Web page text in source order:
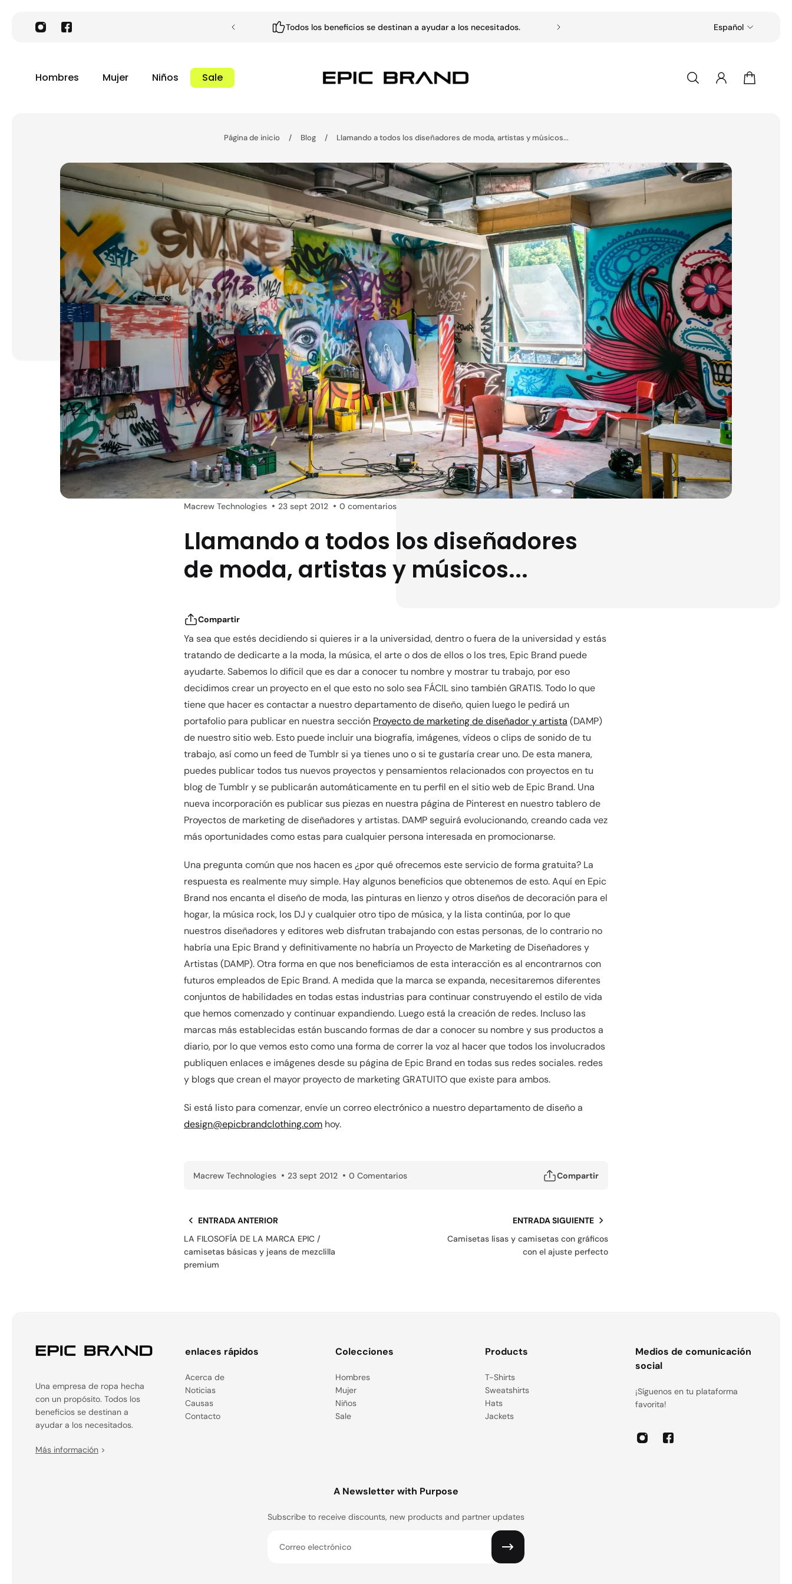
Todos los beneficios se destinan a ayudar a los necesitados. Envío gratuito en todos los pedidos
Español
Hombres Mujer Niños Sale
Página de inicio / Blog / Llamando a todos los diseñadores de moda, artistas y músicos...
Macrew Technologies 23 sept 2012 0 comentarios
Llamando a todos los diseñadores
de moda, artistas y músicos...
Compartir
Ya sea que estés decidiendo si quieres ir a la universidad, dentro o fuera de la universidad y estás
tratando de dedicarte a la moda, la música, el arte o dos de ellos o los tres, Epic Brand puede
ayudarte. Sabemos lo difícil que es dar a conocer tu nombre y mostrar tu trabajo, por eso
decidimos crear un proyecto en el que esto no solo sea FÁCIL sino también GRATIS. Todo lo que
tiene que hacer es contactar a nuestro departamento de diseño, quien luego le pedirá un
portafolio para publicar en nuestra sección Proyecto de marketing de diseñador y artista (DAMP)
de nuestro sitio web. Esto puede incluir una biografía, imágenes, vídeos o clips de sonido de tu
trabajo, así como un feed de Tumblr si ya tienes uno o si te gustaría crear uno. De esta manera,
puedes publicar todos tus nuevos proyectos y pensamientos relacionados con proyectos en tu
blog de Tumblr y se publicarán automáticamente en tu perfil en el sitio web de Epic Brand. Una
nueva incorporación es publicar sus piezas en nuestra página de Pinterest en nuestro tablero de
Proyectos de marketing de diseñadores y artistas. DAMP seguirá evolucionando, creando cada vez
más oportunidades como estas para cualquier persona interesada en promocionarse.
Una pregunta común que nos hacen es ¿por qué ofrecemos este servicio de forma gratuita? La
respuesta es realmente muy simple. Hay algunos beneficios que obtenemos de esto. Aquí en Epic
Brand nos encanta el diseño de moda, las pinturas en lienzo y otros diseños de decoración para el
hogar, la música rock, los DJ y cualquier otro tipo de música, y la lista continúa, por lo que
nuestros diseñadores y editores web disfrutan trabajando con estas personas, de lo contrario no
habría una Epic Brand y definitivamente no habría un Proyecto de Marketing de Diseñadores y
Artistas (DAMP). Otra forma en que nos beneficiamos de esta interacción es al encontrarnos con
futuros empleados de Epic Brand. A medida que la marca se expanda, necesitaremos diferentes
conjuntos de habilidades en todas estas industrias para continuar construyendo el estilo de vida
que hemos comenzado y continuar expandiendo. Luego está la creación de redes. Incluso las
marcas más establecidas están buscando formas de dar a conocer su nombre y sus productos a
diario, por lo que vemos esto como una forma de correr la voz al hacer que todos los involucrados
publiquen enlaces e imágenes desde su página de Epic Brand en todas sus redes sociales. redes
y blogs que crean el mayor proyecto de marketing GRATUITO que existe para ambos.
Si está listo para comenzar, envíe un correo electrónico a nuestro departamento de diseño a
design@epicbrandclothing.com hoy.
Macrew Technologies 23 sept 2012 0 Comentarios Compartir
ENTRADA ANTERIOR
LA FILOSOFÍA DE LA MARCA EPIC /
camisetas básicas y jeans de mezclilla
premium
ENTRADA SIGUIENTE
Camisetas lisas y camisetas con gráficos
con el ajuste perfecto
Una empresa de ropa hecha
con un propósito. Todos los
beneficios se destinan a
ayudar a los necesitados.
Más información >
enlaces rápidos
Acerca de
Noticias
Causas
Contacto
Colecciones
Hombres
Mujer
Niños
Sale
Products
T-Shirts
Sweatshirts
Hats
Jackets
Medios de comunicación
social
¡Síguenos en tu plataforma
favorita!
A Newsletter with Purpose
Subscribe to receive discounts, new products and partner updates